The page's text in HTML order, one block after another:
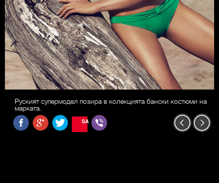
Руският супермодел позира в колекцията бански костюми на
марката.
SAVE